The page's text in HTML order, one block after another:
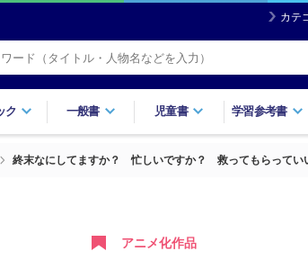
カテ
ク 一般書 児童書 学習参考書
終末なにしてますか？ 忙しいですか？ 救ってもらってい
アニメ化作品